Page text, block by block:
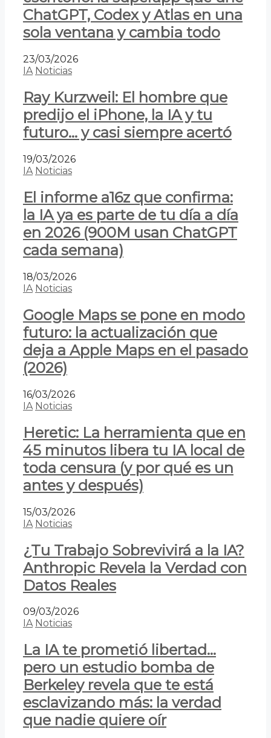
ChatGPT, Codex y Atlas en una
sola ventana y cambia todo
23/03/2026
IA Noticias
Ray Kurzweil: El hombre que
predijo el iPhone, la IA y tu
futuro… y casi siempre acertó
19/03/2026
IA Noticias
El informe a16z que confirma:
la IA ya es parte de tu día a día
en 2026 (900M usan ChatGPT
cada semana)
18/03/2026
IA Noticias
Google Maps se pone en modo
futuro: la actualización que
deja a Apple Maps en el pasado
(2026)
16/03/2026
IA Noticias
Heretic: La herramienta que en
45 minutos libera tu IA local de
toda censura (y por qué es un
antes y después)
15/03/2026
IA Noticias
¿Tu Trabajo Sobrevivirá a la IA?
Anthropic Revela la Verdad con
Datos Reales
09/03/2026
IA Noticias
La IA te prometió libertad…
pero un estudio bomba de
Berkeley revela que te está
esclavizando más: la verdad
que nadie quiere oír